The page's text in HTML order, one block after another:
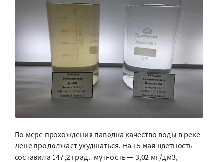
По мере прохождения паводка качество воды в реке
Лене продолжает ухудшаться. На 15 мая цветность
составила 147,2 град., мутность — 3,02 мг/дм3,